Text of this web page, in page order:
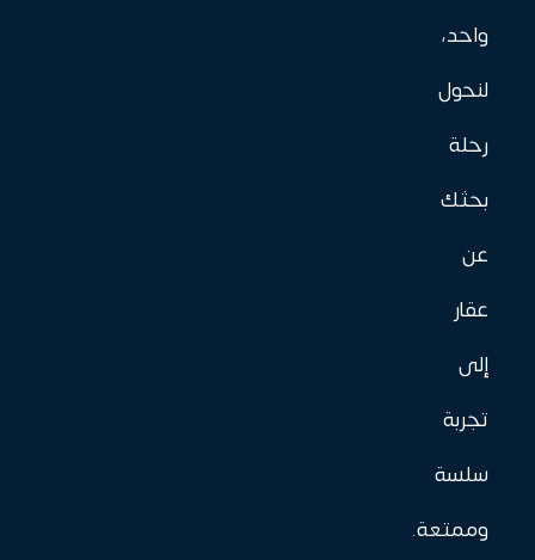
واحد،
لنحول
رحلة
بحثك
عن
عقار
إلى
تجربة
سلسة
وممتعة.